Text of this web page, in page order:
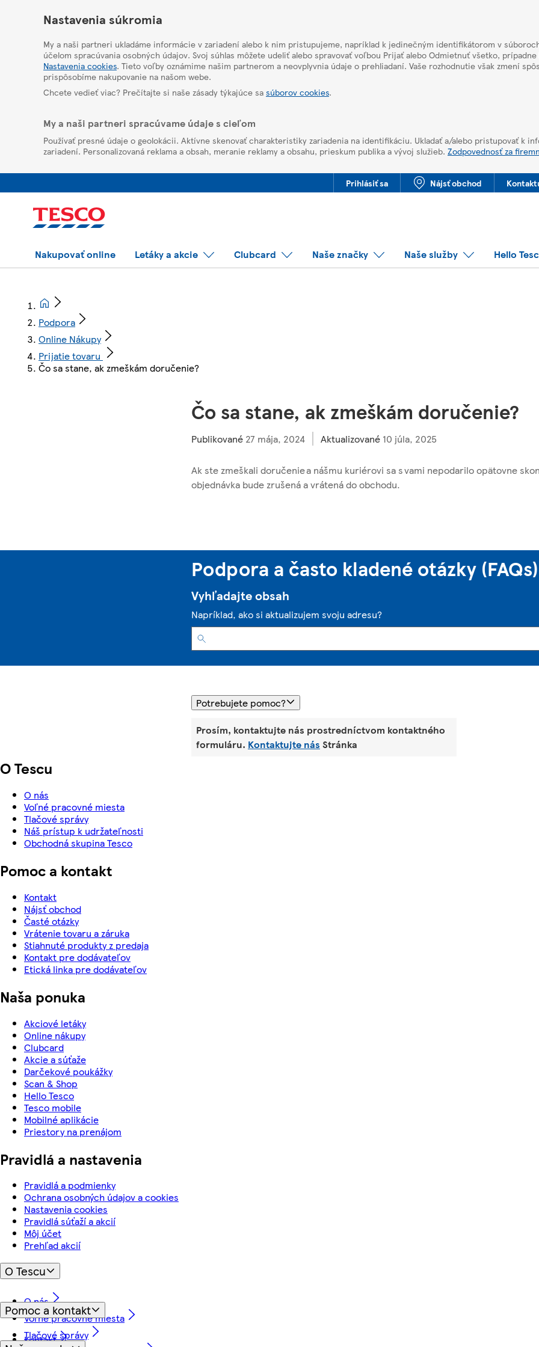
HelpPage
Nastavenia súkromia
My a naši partneri ukladáme informácie v zariadení alebo k nim pristupujeme, napríklad k jedinečným identifikátorom v
účelom spracúvania osobných údajov. Svoj súhlas môžete udeliť alebo spravovať voľbou Prijať alebo Odmietnuť všetko,
Nastavenia cookies. Tieto voľby oznámime našim partnerom a neovplyvnia údaje o prehliadaní. Vaše rozhodnutie však zmení
prispôsobíme nakupovanie na našom webe.
Chcete vedieť viac? Prečítajte si naše zásady týkajúce sa súborov cookies.
My a naši partneri spracúvame údaje s cieľom
Používať presné údaje o geolokácii. Aktívne skenovať charakteristiky zariadenia na identifikáciu. Ukladať a/alebo pristupovať k
zariadení. Personalizovaná reklama a obsah, meranie reklamy a obsahu, prieskum publika a vývoj služieb. Zodpovednosť za
Prihlásiť sa Nájsť obchod
Nakupovať online Letáky a akcie Clubcard Naše značky Naše služby Hello
Podpora
Online Nákupy
Prijatie tovaru
Čo sa stane, ak zmeškám doručenie?
Čo sa stane, ak zmeškám doručenie?
Publikované 27 mája, 2024 Aktualizované 10 júla, 2025
Ak ste zmeškali doručenie a nášmu kuriérovi sa s vami nepodarilo opätovne
objednávka bude zrušená a vrátená do obchodu.
Podpora a často kladené otázky (FAQs)
Vyhľadajte obsah
Napríklad, ako si aktualizujem svoju adresu?
Potrebujete pomoc?
Prosím, kontaktujte nás prostredníctvom kontaktného
formuláru. Kontaktujte nás Stránka
O Tescu
O nás
Voľné pracovné miesta
Tlačové správy
Náš prístup k udržateľnosti
Obchodná skupina Tesco
Pomoc a kontakt
Kontakt
Nájsť obchod
Časté otázky
Vrátenie tovaru a záruka
Stiahnuté produkty z predaja
Kontakt pre dodávateľov
Etická linka pre dodávateľov
Naša ponuka
Akciové letáky
Online nákupy
Clubcard
Akcie a súťaže
Darčekové poukážky
Scan & Shop
Hello Tesco
Tesco mobile
Mobilné aplikácie
Priestory na prenájom
Pravidlá a nastavenia
Pravidlá a podmienky
Ochrana osobných údajov a cookies
Nastavenia cookies
Pravidlá súťaží a akcií
Môj účet
Prehľad akcií
O Tescu
O nás
Voľné pracovné miesta
Tlačové správy
Pomoc a kontakt
Kontakt